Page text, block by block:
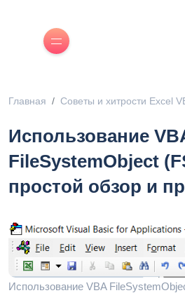
Главная Советы и хитрости Excel
Использование
FileSystemObject
простой обзор и
Использование VBA